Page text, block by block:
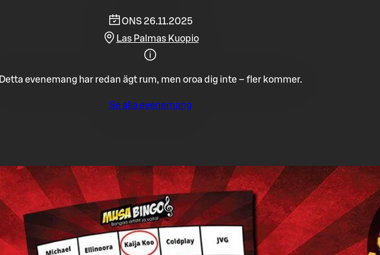
ONS 26.11.2025
Las Palmas Kuopio
Detta evenemang har redan ägt rum, men oroa dig inte – fler kommer.
Se alla evenemang